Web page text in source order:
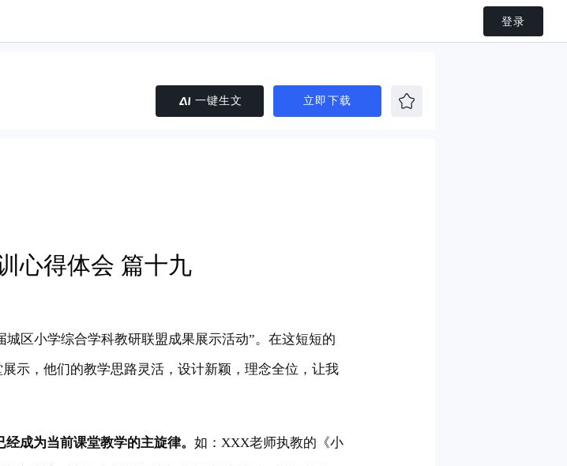
登录
一键生文 立即下载
心得体会 篇十九
区小学综合学科教研联盟成果展示活动”。在这短短的
示，他们的教学思路灵活，设计新颖，理念全位，让我
成为当前课堂教学的主旋律。 如：XXX老师执教的《小